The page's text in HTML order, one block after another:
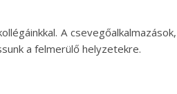
A csevegőalkalmazások,
a felmerülő helyzetekre.